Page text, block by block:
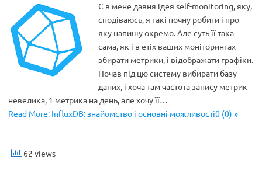
Є в мене давня ідея self-monitoring, яку,
сподіваюсь, я такі почну робити і про
яку напишу окремо. Але суть її така
сама, як і в етіх ваших моніторингах –
збирати метрики, і відображати графіки.
Почав під цю систему вибирати базу
даних, і хоча там частота запису метрик
невелика, 1 метрика на день, але хочу її…
Read More: InfluxDB: знайомство і основні можливості0 (0) »
62 views